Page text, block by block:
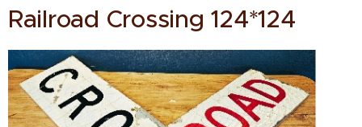
Railroad Crossing 124*124